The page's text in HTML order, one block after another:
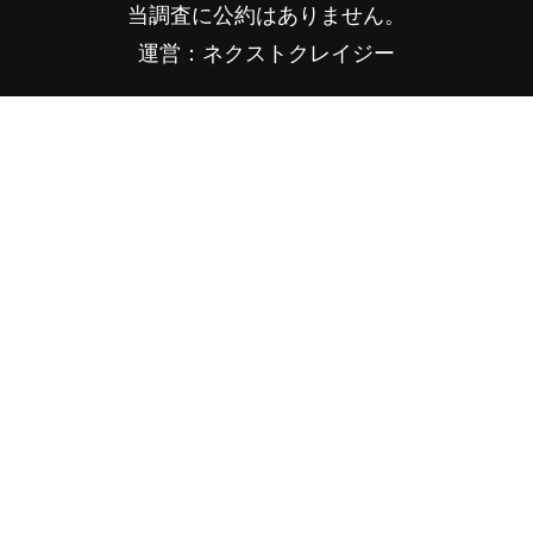
当調査に公約はありません。
運営：ネクストクレイジー